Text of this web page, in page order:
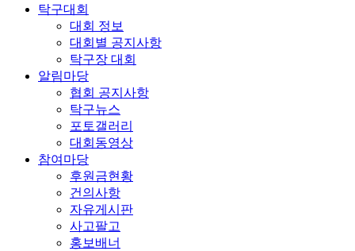
탁구대회
대회 정보
대회별 공지사항
탁구장 대회
알림마당
협회 공지사항
탁구뉴스
포토갤러리
대회동영상
참여마당
후원금현황
건의사항
자유게시판
사고팔고
홍보배너